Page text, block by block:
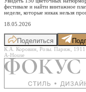
фестивале и найти винтажное
недели, которые никак нельзя
18.05.2026
Поделиться
К.А. Коровин, Розы. Париж, 1911
A-House